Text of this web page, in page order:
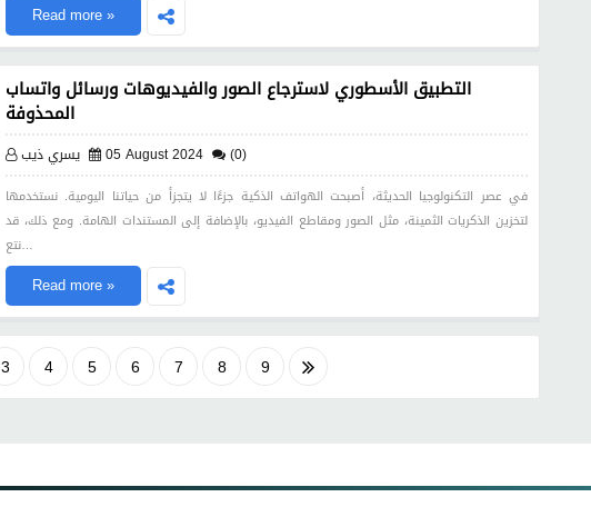
Read more »
التطبيق الأسطوري لاسترجاع الصور والفيديوهات ورسائل واتساب
المحذوفة
يسري ذيب 05 August 2024 (0)
في عصر التكنولوجيا الحديثة، أصبحت الهواتف الذكية جزءًا لا يتجزأ من حياتنا اليومية. نستخدمها
لتخزين الذكريات الثمينة، مثل الصور ومقاطع الفيديو، بالإضافة إلى المستندات الهامة. ومع ذلك، قد
نتع…
Read more »
3 4 5 6 7 8
9